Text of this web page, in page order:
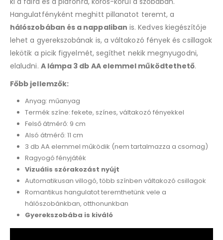
Hangulatfényként meghitt pillanatot teremt, a
hálószobában és a nappaliban is. Kedves kiegészítője
lehet a gyerekszobának is, a váltakozó fények és csillagok
lekötik a picik figyelmét, segíthet nekik megnyugodni,
elaludni. A lámpa 3 db AA elemmel működtethető.
Főbb jellemzők:
Anyag: műanyag
Termék színe: fekete, színes, váltakozó fényekkel
Felső átmérő: 9 cm
Alsó átmérő: 11 cm
3 db AA elemmel működik (nem tartalmazza a csomag)
Ragyogó fényjáték
Vizuális szórakozást nyújt
Automatikusan villogó, több színben váltakozó csillagok
Romantikus hangulatot teremthetünk vele a
hálószobánkban, otthonunkban
Gyerekszobába is kiváló